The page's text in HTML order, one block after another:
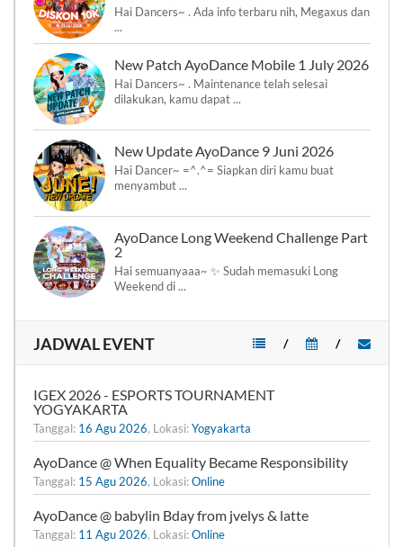
Hai Dancers~ . Ada info terbaru nih, Megaxus dan
...
New Patch AyoDance Mobile 1 July 2026
Hai Dancers~ . Maintenance telah selesai
dilakukan, kamu dapat ...
New Update AyoDance 9 Juni 2026
Hai Dancer~ =^.^= Siapkan diri kamu buat
menyambut ...
AyoDance Long Weekend Challenge Part
2
Hai semuanyaaa~ ✨ Sudah memasuki Long
Weekend di ...
JADWAL EVENT /
/
IGEX 2026 - ESPORTS TOURNAMENT
YOGYAKARTA
Tanggal: 16 Agu 2026, Lokasi:Yogyakarta
AyoDance @ When Equality Became Responsibility
Tanggal: 15 Agu 2026, Lokasi:Online
AyoDance @ babylin Bday from jvelys & latte
Tanggal: 11 Agu 2026, Lokasi:Online